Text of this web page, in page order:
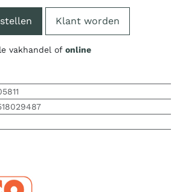
Klant worden
vakhandel of online